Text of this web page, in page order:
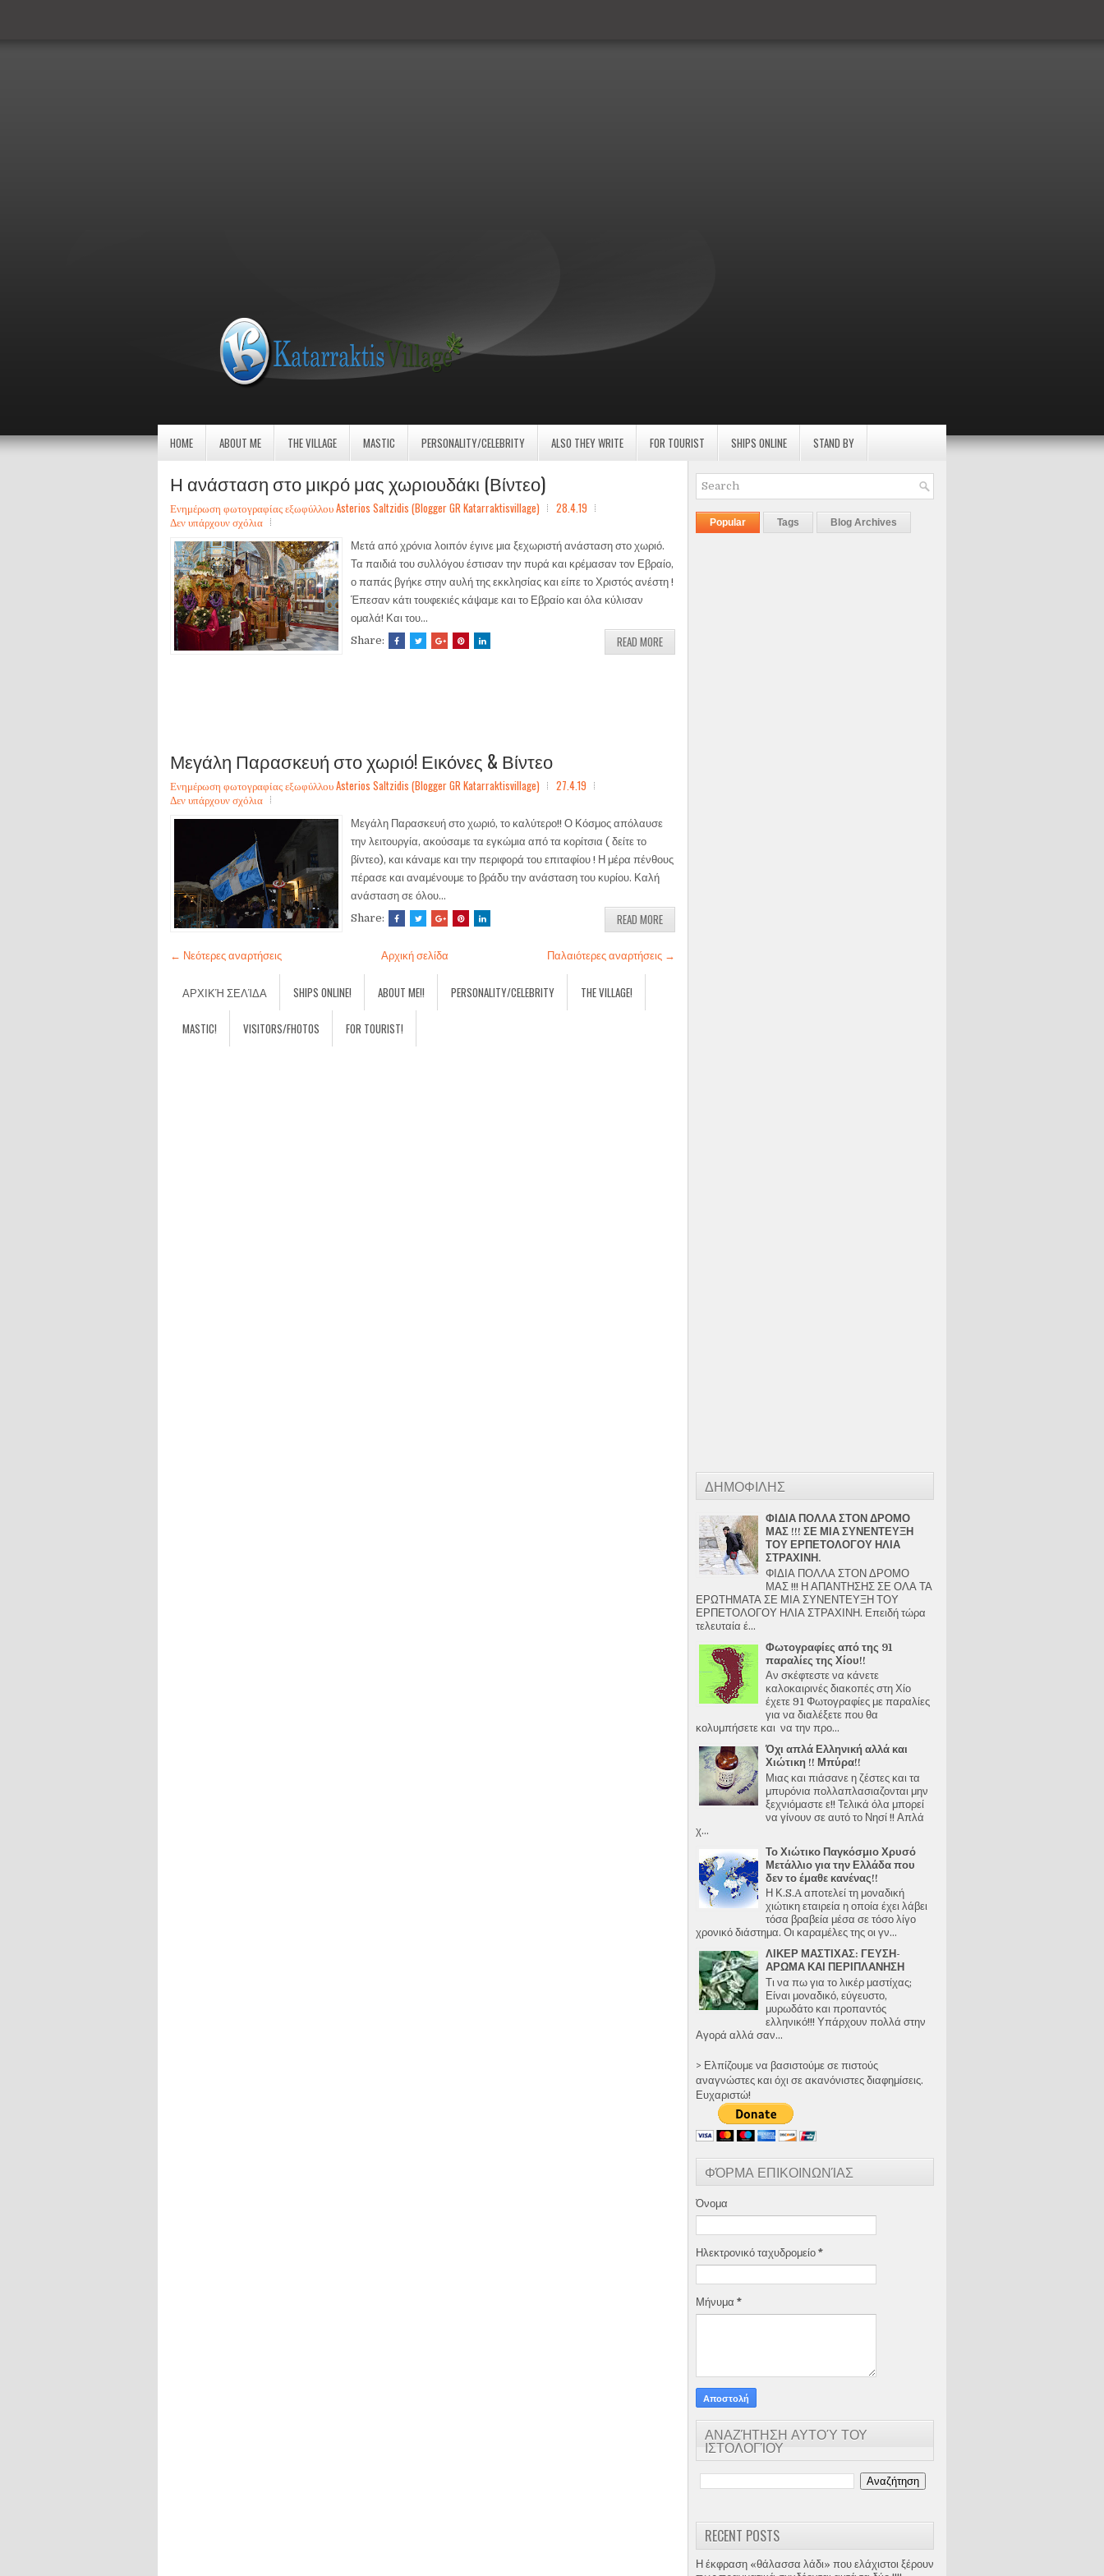
HOME ABOUT ME THE VILLAGE MASTIC PERSONALITY/CELEBRITY ALSO THEY WRITE FOR TOURIST SHIPS ONLINE STAND BY
Η ανάσταση στο μικρό μας χωριουδάκι (Βίντεο)
Ενημέρωση φωτογραφίας εξωφύλλου Asterios Saltzidis (Blogger GR Katarraktisvillage)
28.4.19
Δεν υπάρχουν σχόλια
Μετά από χρόνια λοιπόν έγινε μια ξεχωριστή ανάσταση στο χωριό.
Τα παιδιά του συλλόγου έστισαν την πυρά και κρέμασαν τον Εβραίο,
ο παπάς βγήκε στην αυλή της εκκλησίας και είπε το Χριστός ανέστη !
Έπεσαν κάτι τουφεκιές κάψαμε και το Εβραίο και όλα κύλισαν
ομαλά! Και του...
Share:
READ MORE
Μεγάλη Παρασκευή στο χωριό! Εικόνες & Βίντεο
Ενημέρωση φωτογραφίας εξωφύλλου Asterios Saltzidis (Blogger GR Katarraktisvillage)
27.4.19
Δεν υπάρχουν σχόλια
Μεγάλη Παρασκευή στο χωριό, το καλύτερο!! Ο Κόσμος απόλαυσε
την λειτουργία, ακούσαμε τα εγκώμια από τα κορίτσια ( δείτε το
βίντεο), και κάναμε και την περιφορά του επιταφίου ! Η μέρα πένθους
πέρασε και αναμένουμε το βράδυ την ανάσταση του κυρίου. Καλή
ανάσταση σε όλου...
Share:
READ MORE
← Νεότερες αναρτήσεις Παλαιότερες αναρτήσεις →
Αρχική σελίδα
ΑΡΧΙΚΉ ΣΕΛΊΔΑ SHIPS ONLINE! ABOUT ME!! PERSONALITY/CELEBRITY THE VILLAGE!
MASTIC! VISITORS/FHOTOS FOR TOURIST!
Popular Tags Blog Archives
ΔΗΜΟΦΙΛΗΣ
ΦΙΔΙΑ ΠΟΛΛΑ ΣΤΟΝ ΔΡΟΜΟ
ΜΑΣ !!! ΣΕ ΜΙΑ ΣΥΝΕΝΤΕΥΞΗ
ΤΟΥ ΕΡΠΕΤΟΛΟΓΟΥ ΗΛΙΑ
ΣΤΡΑΧΙΝΗ.
ΦΙΔΙΑ ΠΟΛΛΑ ΣΤΟΝ ΔΡΟΜΟ
ΜΑΣ !!! Η ΑΠΑΝΤΗΣΗΣ ΣΕ ΟΛΑ ΤΑ
ΕΡΩΤΗΜΑΤΑ ΣΕ ΜΙΑ ΣΥΝΕΝΤΕΥΞΗ ΤΟΥ
ΕΡΠΕΤΟΛΟΓΟΥ ΗΛΙΑ ΣΤΡΑΧΙΝΗ. Επειδή τώρα
τελευταία έ...
Φωτογραφίες από της 91
παραλίες της Χίου!!
Αν σκέφτεστε να κάνετε
καλοκαιρινές διακοπές στη Χίο
έχετε 91 Φωτογραφίες με παραλίες
για να διαλέξετε που θα
κολυμπήσετε και να την προ...
Όχι απλά Ελληνική αλλά και
Χιώτικη !! Μπύρα!!
Μιας και πιάσανε η ζέστες και τα
μπυρόνια πολλαπλασιαζονται μην
ξεχνιόμαστε ε!! Τελικά όλα μπορεί
να γίνουν σε αυτό το Νησί !! Απλά
χ...
Το Χιώτικο Παγκόσμιο Χρυσό
Μετάλλιο για την Ελλάδα που
δεν το έμαθε κανένας!!
Η Κ.S.A αποτελεί τη μοναδική
χιώτικη εταιρεία η οποία έχει λάβει
τόσα βραβεία μέσα σε τόσο λίγο
χρονικό διάστημα. Οι καραμέλες της οι γν...
ΛΙΚΕΡ ΜΑΣΤΙΧΑΣ: ΓΕΥΣΗ-
ΑΡΩΜΑ ΚΑΙ ΠΕΡΙΠΛΑΝΗΣΗ
Τι να πω για το λικέρ μαστίχας;
Είναι μοναδικό, εύγευστο,
μυρωδάτο και προπαντός
ελληνικό!!! Υπάρχουν πολλά στην
Αγορά αλλά σαν...
> Ελπίζουμε να βασιστούμε σε πιστούς
αναγνώστες και όχι σε ακανόνιστες διαφημίσεις.
Ευχαριστώ!
ΦΌΡΜΑ ΕΠΙΚΟΙΝΩΝΊΑΣ
Όνομα
Ηλεκτρονικό ταχυδρομείο *
Μήνυμα *
ΑΝΑΖΉΤΗΣΗ ΑΥΤΟΎ ΤΟΥ
ΙΣΤΟΛΟΓΊΟΥ
RECENT POSTS
Η έκφραση «θάλασσα λάδι» που ελάχιστοι ξέρουν